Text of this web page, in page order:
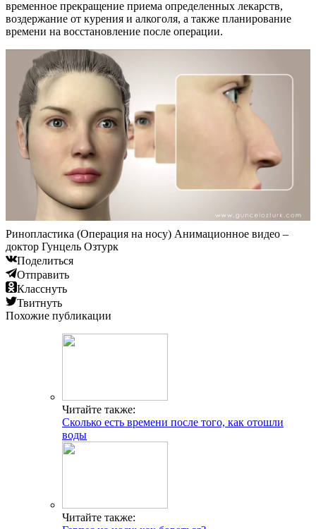
временное прекращение приема определенных лекарств,
воздержание от курения и алкоголя, а также планирование
времени на восстановление после операции.
Ринопластика (Операция на носу) Анимационное видео –
доктор Гунцель Озтурк
Поделиться
Отправить
Класснуть
Твитнуть
Похожие публикации
Читайте также:
Сколько есть времени после того, как отошли
воды
Читайте также: